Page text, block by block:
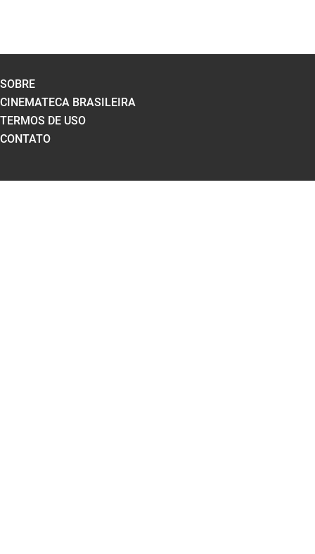
SOBRE
CINEMATECA BRASILEIRA
TERMOS DE USO
CONTATO